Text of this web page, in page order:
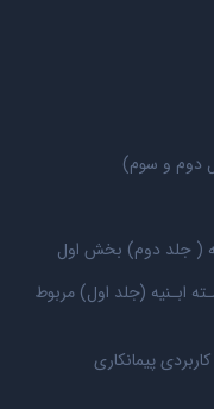
و سوم)
( جلد دوم) بخش اول
(جلد اول) مربوط
پیمانکاری